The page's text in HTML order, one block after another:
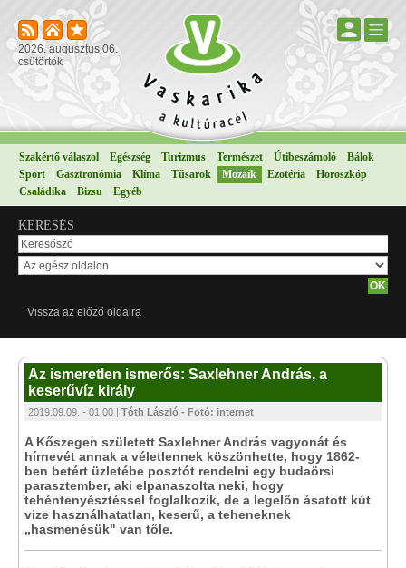
2026. augusztus 06.
csütörtök
Szakértő válaszol Egészség Turizmus Természet Útibeszámoló
Bálok
Sport
Gasztronómia Klíma Tűsarok Mozaik Ezotéria
Horoszkóp
Családika
Bizsu Egyéb
KERESÉS
Vissza az előző oldalra
Az ismeretlen ismerős: Saxlehner András, a
keserűvíz király
2019.09.09. - 01:00 | Tóth László - Fotó: internet
A Kőszegen született Saxlehner András vagyonát és
hírnevét annak a véletlennek köszönhette, hogy 1862-
ben betért üzletébe posztót rendelni egy budaörsi
parasztember, aki elpanaszolta neki, hogy
tehéntenyésztéssel foglalkozik, de a legelőn ásatott kút
vize használhatatlan, keserű, a teheneknek
„hasmenésük" van tőle.